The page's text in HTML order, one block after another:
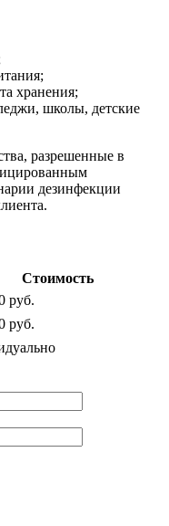
хранения;
школы, детские
разрешенные в
дезинфекции
Стоимость
руб.
руб.